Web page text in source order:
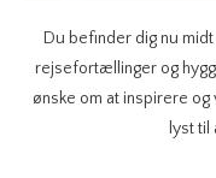
Du befinder dig nu
rejsefortællinger og
ønske om at inspirere
lyst